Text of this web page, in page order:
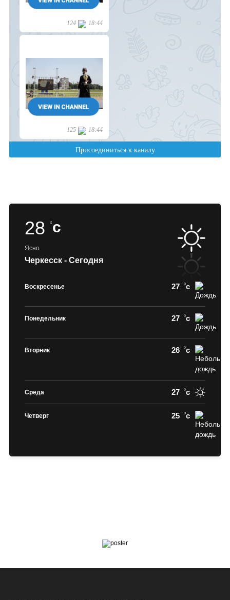
28 c
Ясно
Черкесск - Сегодня
Воскресенье 27 c
Понедельник 27 c
Вторник 26 c
Среда 27 c
Четверг 25 c